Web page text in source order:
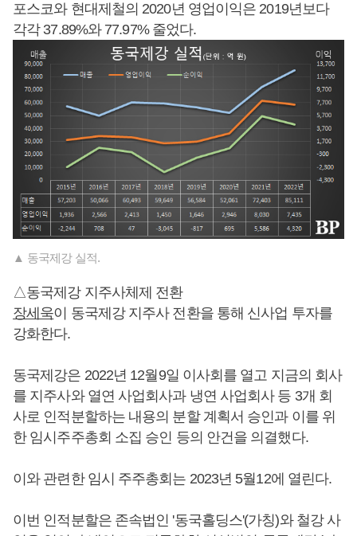
포스코와 현대제철의 2020년 영업이익은 2019년보다
각각 37.89%와 77.97% 줄었다.
▲ 동국제강 실적.
△동국제강 지주사체제 전환
장세욱이 동국제강 지주사 전환을 통해 신사업 투자를
강화한다.
동국제강은 2022년 12월9일 이사회를 열고 지금의 회사
를 지주사와 열연 사업회사과 냉연 사업회사 등 3개 회
사로 인적분할하는 내용의 분할 계획서 승인과 이를 위
한 임시주주총회 소집 승인 등의 안건을 의결했다.
이와 관련한 임시 주주총회는 2023년 5월12에 열린다.
이번 인적분할은 존속법인 '동국홀딩스'(가칭)와 철강 사